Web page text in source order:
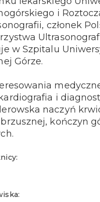
i
członek
w Szpitalu
Górze.
i
naczyń
kończyn